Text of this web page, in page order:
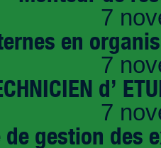
7
en
7
d’
7
de gestion des